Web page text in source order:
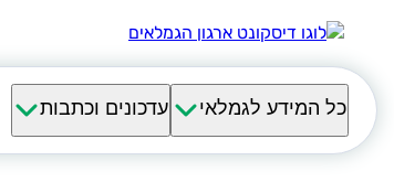
כל המידע לגמלאי עדכונים וכתבות